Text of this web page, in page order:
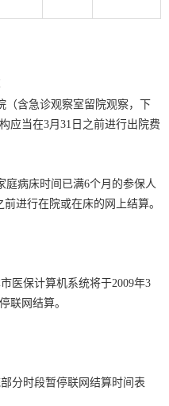
（含急诊观察室留院观察，下
应当在3月31日之前进行出院费
病床时间已满6个月的参保人
进行在院或在床的网上结算。
医保计算机系统将于2009年3
联网结算。
停联网结算时间表